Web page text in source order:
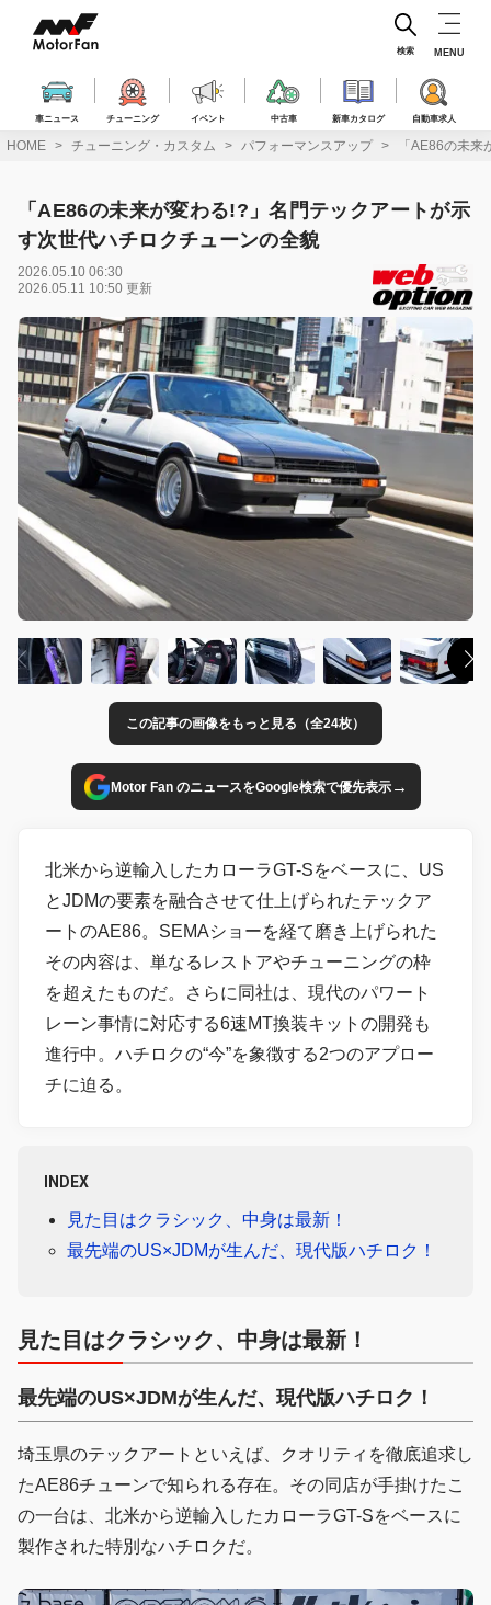
ス
車ニュース チューニング イベント 中古車 新車カタログ 自動車求人
検索 MENU
HOME チューニング・カスタム パフォーマンスアップ 「AE86の未
「AE86の未来が変わる!?」名門テックアートが示
す次世代ハチロクチューンの全貌
2026.05.10 06:30
2026.05.11 10:50 更新
この記事の画像をもっと見る（全24枚）
Motor Fan のニュースをGoogle検索で優先表示→
北米から逆輸入したカローラGT-Sをベースに、US
とJDMの要素を融合させて仕上げられたテックア
ートのAE86。SEMAショーを経て磨き上げられた
その内容は、単なるレストアやチューニングの枠
を超えたものだ。さらに同社は、現代のパワート
レーン事情に対応する6速MT換装キットの開発も
進行中。ハチロクの“今”を象徴する2つのアプロー
チに迫る。
INDEX
見た目はクラシック、中身は最新！
最先端のUS×JDMが生んだ、現代版ハチロク！
見た目はクラシック、中身は最新！
最先端のUS×JDMが生んだ、現代版ハチロク！
埼玉県のテックアートといえば、クオリティを徹底追求し
たAE86チューンで知られる存在。その同店が手掛けたこ
の一台は、北米から逆輸入したカローラGT-Sをベースに
製作された特別なハチロクだ。